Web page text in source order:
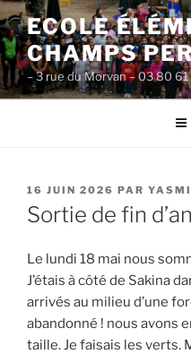
Aller
au
contenu
principal
ECOLE
CHAMPS
– 3 rue du Morvan – 03 80
PUBLIÉ
LE
16 JUIN 2026 PAR
Sortie de fin
Le lundi 18 mai nous
J’étais à côté de Sakina
arrivés au milieu d’une
abandonné ! nous avons
taille. Je faisais les verts.